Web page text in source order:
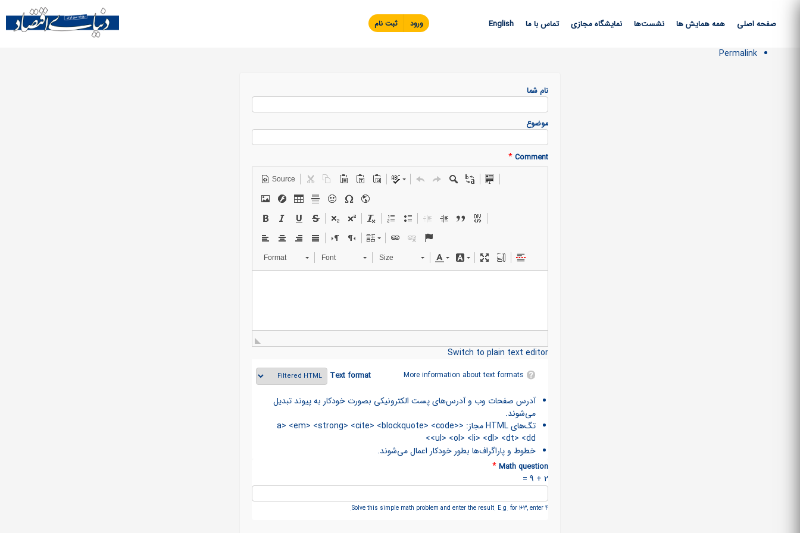
صفحه اصلی همه همایش ها نشست‌ها نمایشگاه مجازی تماس با ما English ورود ثبت نام
Permalink
نام شما
موضوع
Comment
*
Source
Format Font Size
Switch to plain text editor
More information about text formats
Text format
آدرس صفحات وب و آدرس‌های پست الکترونیکی بصورت خودکار به پیوند تبدیل
می‌شوند.
تگ‌های HTML مجاز: <a> <em> <strong> <cite> <blockquote> <code>
<ul> <ol> <li> <dl> <dt> <dd>
خطوط و پاراگراف‌ها بطور خودکار اعمال می‌شوند.
Math question
*
2 + 9 =
Solve this simple math problem and enter the result. E.g. for 1+3, enter 4.